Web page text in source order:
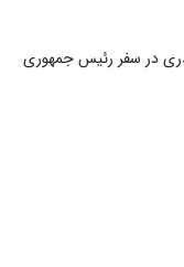
بندری در سفر رئیس جمهوری